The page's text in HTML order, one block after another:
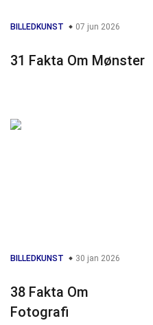
BILLEDKUNST 07 jun 2026
31 Fakta Om Mønster
BILLEDKUNST 30 jan 2026
38 Fakta Om
Fotografi